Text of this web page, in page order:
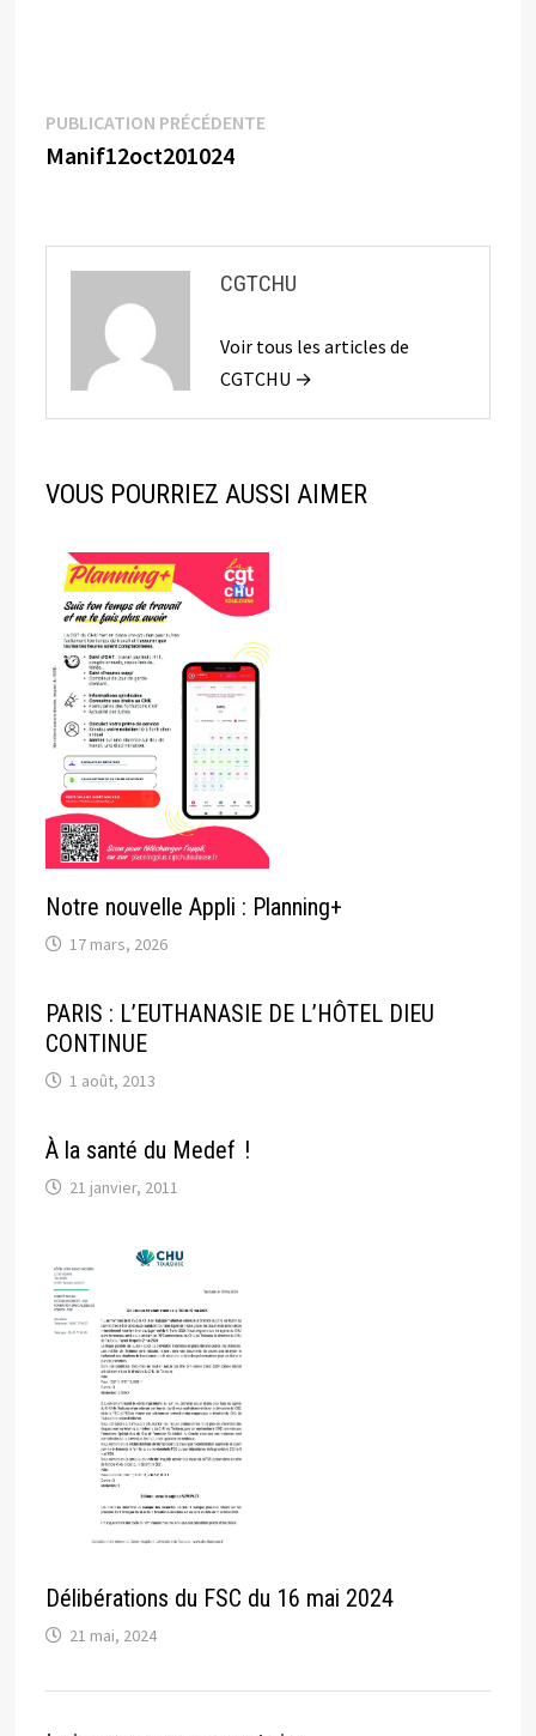
Navigation
de
PUBLICATION PRÉCÉDENTEPublication
Manif12oct201024
CGTCHU
Voir tous les articles de
CGTCHU →
VOUS POURRIEZ AUSSI AIMER
Notre nouvelle Appli : Planning+
17 mars, 2026
PARIS : L’EUTHANASIE DE L’HÔTEL DIEU
CONTINUE
1 août, 2013
À la santé du Medef !
21 janvier, 2011
Délibérations du FSC du 16 mai 2024
21 mai, 2024